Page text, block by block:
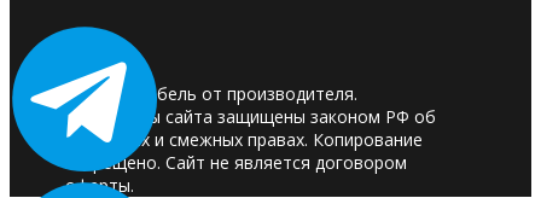
© 2025. Мебель от производителя.
Материалы сайта защищены законом РФ об
авторских и смежных правах. Копирование
запрещено. Сайт не является договором
оферты.